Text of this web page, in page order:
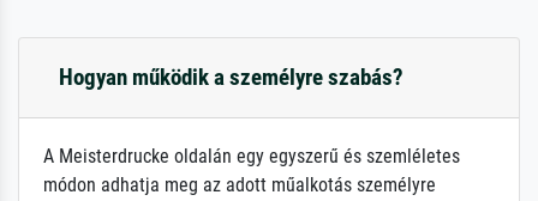
Hogyan működik a személyre szabás?
A Meisterdrucke oldalán egy egyszerű és szemléletes
módon adhatja meg az adott műalkotás személyre